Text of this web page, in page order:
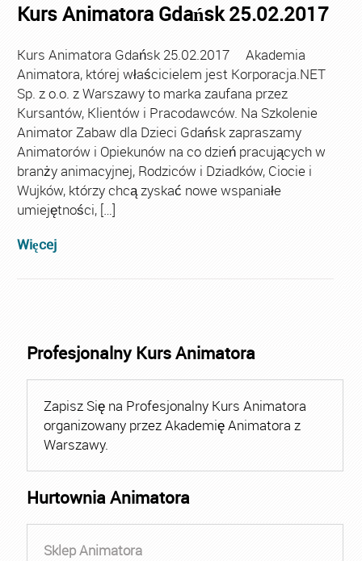
Kurs Animatora Gdańsk 25.02.2017
Kurs Animatora Gdańsk 25.02.2017 Akademia
Animatora, której właścicielem jest Korporacja.NET
Sp. z o.o. z Warszawy to marka zaufana przez
Kursantów, Klientów i Pracodawców. Na Szkolenie
Animator Zabaw dla Dzieci Gdańsk zapraszamy
Animatorów i Opiekunów na co dzień pracujących w
branży animacyjnej, Rodziców i Dziadków, Ciocie i
Wujków, którzy chcą zyskać nowe wspaniałe
umiejętności, […]
Więcej
Profesjonalny Kurs Animatora
Zapisz Się na Profesjonalny Kurs Animatora
organizowany przez Akademię Animatora z
Warszawy.
Hurtownia Animatora
Sklep Animatora